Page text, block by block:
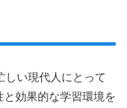
しい現代人にとって
効果的な学習環境を